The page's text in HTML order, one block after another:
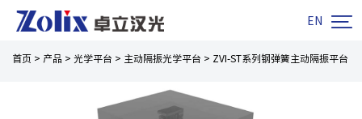
EN 
首页 > 产品 > 光学平台 > 主动隔振光学平台 > ZVI-ST系列钢弹簧主动隔振平台